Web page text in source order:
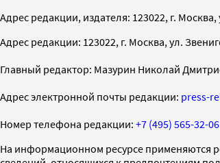
Адрес редакции, издателя: 123022, г. Москва,
Адрес редакции: 123022, г. Москва, ул.
Главный редактор: Мазурин Николай
Адрес электронной почты редакции: press-
Номер телефона редакции: +7 (495) 565-32-06
На информационном ресурсе применяются